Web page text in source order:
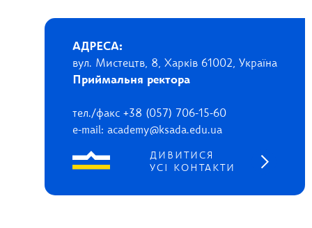
АДРЕСА:
вул. Мистецтв, 8, Харків 61002, Україна
Приймальня ректора
тел./факс +38 (057) 706-15-60
e-mail: academy@ksada.edu.ua
ДИВИТИСЯ
УСІ КОНТАКТИ